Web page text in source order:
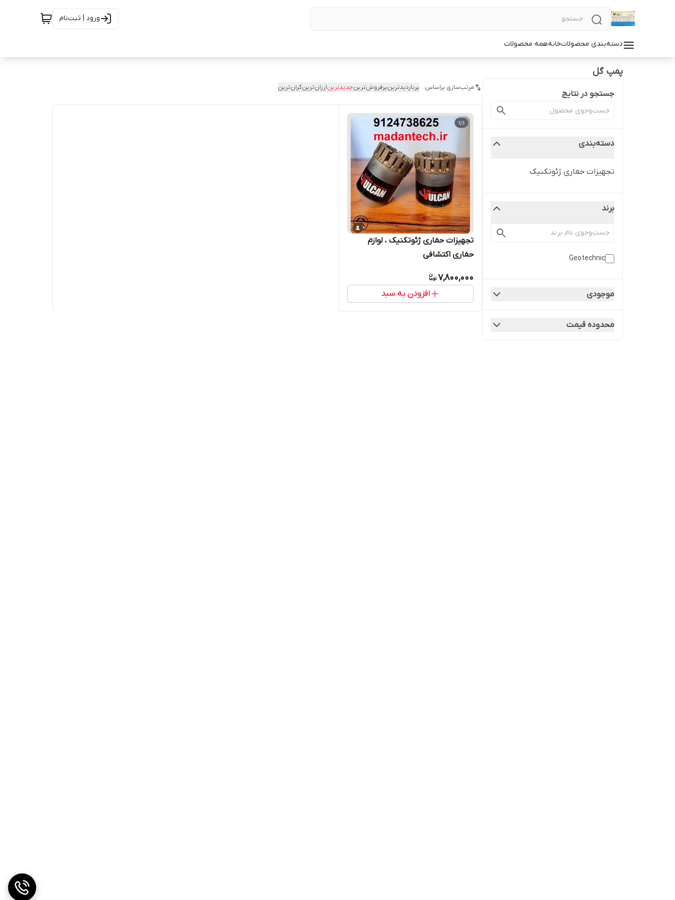
ورود | ثبت‌نام
دسته‌بندی محصولاتخانههمه محصولات
پمپ گل
جستجو در نتایج
دسته‌بندی
تجهیزات حفاری ژئوتکنیک
برند
Geotechnic
موجودی
محدوده قیمت
مرتب‌سازی براساس: پربازدیدترینپرفروش‌ترینجدیدترینارزان‌ترینگران‌ترین
تجهیزات حفاری ژئوتکنیک ، لوازم
حفاری اکتشافی
7,800,000
افزودن به سبد